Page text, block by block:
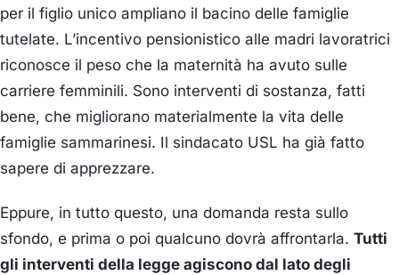
per il figlio unico ampliano il bacino delle famiglie
tutelate. L’incentivo pensionistico alle madri lavoratrici
riconosce il peso che la maternità ha avuto sulle
carriere femminili. Sono interventi di sostanza, fatti
bene, che migliorano materialmente la vita delle
famiglie sammarinesi. Il sindacato USL ha già fatto
sapere di apprezzare.
Eppure, in tutto questo, una domanda resta sullo
sfondo, e prima o poi qualcuno dovrà affrontarla. Tutti
gli interventi della legge agiscono dal lato degli